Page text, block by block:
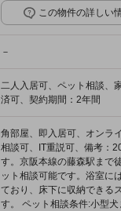
この物件の詳しい
－
二人入居可、ペット相談、
済可、契約期間：2年間
角部屋、即入居可、オンラ
相談可、IT重説可、備考：
す。京阪本線の藤森駅まで
ット相談可能です。浴室に
ており、床下に収納できる
す。 ペット相談条件:小型